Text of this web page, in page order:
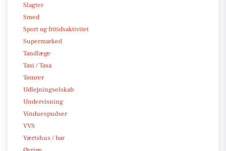
Slagter
Smed
Sport og fritidsaktivitet
Supermarked
Tandlæge
Taxi / Taxa
Tømrer
Udlejningselskab
Undervisning
Vinduespudser
VVS
Værtshus / bar